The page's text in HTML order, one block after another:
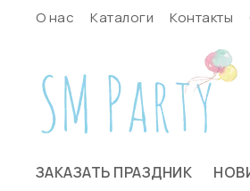
О нас Каталоги Контакты
ЗАКАЗАТЬ ПРАЗДНИК